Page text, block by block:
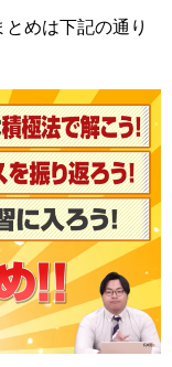
めは下記の通り